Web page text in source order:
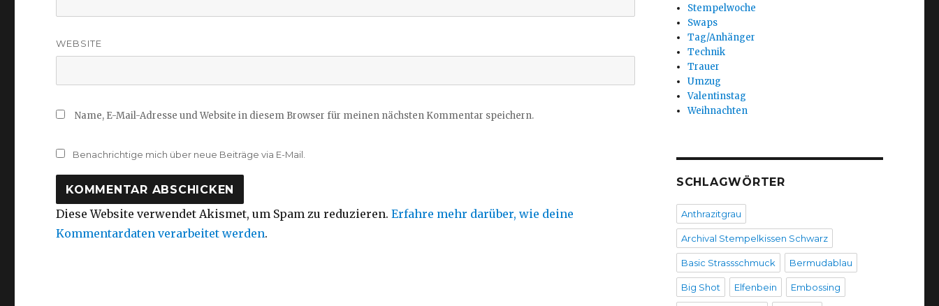
WEBSITE
Name, E-Mail-Adresse und Website in diesem Browser für meinen nächsten Kommentar speichern.
Benachrichtige mich über neue Beiträge via E-Mail.
Diese Website verwendet Akismet, um Spam zu reduzieren.Erfahre mehr darüber, wie deine
Kommentardaten verarbeitet werden.
Stempelwoche
Swaps
Tag/Anhänger
Technik
Trauer
Umzug
Valentinstag
Weihnachten
SCHLAGWÖRTER
Anthrazitgrau
Archival Stempelkissen Schwarz
Basic Strassschmuck Bermudablau
Big Shot Elfenbein Embossing